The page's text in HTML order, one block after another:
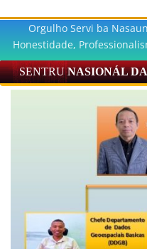
Orgulho Servi ba
Honestidade,
SENTRUNASIONÁL